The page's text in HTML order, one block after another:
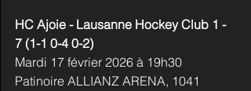
HC Ajoie - Lausanne Hockey Club 1 -
7 (1-1 0-4 0-2)
Mardi 17 février 2026 à 19h30
Patinoire ALLIANZ ARENA, 1041